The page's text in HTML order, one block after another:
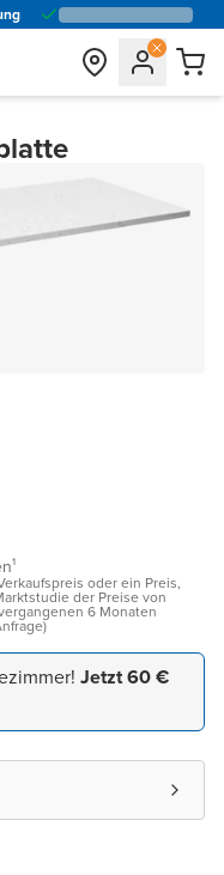
oder ein Preis,
der Preise von
6 Monaten
Jetzt 60 €